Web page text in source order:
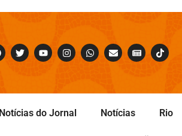
Notícias do Jornal Notícias Rio